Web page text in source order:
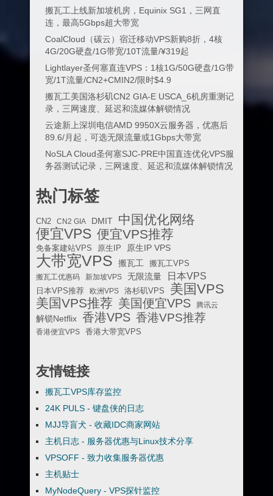
搬瓦工上线新加坡机房，Equinix SG1，三网直
连，最高5Gbps超大带宽
CoalCloud（碳云）宿迁移动VPS新购8折，4核
4G/20G硬盘/1G带宽/10T流量/¥319起
Lightlayer圣何塞直连VPS：1核1G/50G硬盘/1G带
宽/1T流量/CN2+CMIN2/限时$4.9
搬瓦工美国洛杉矶CN2 GIA-E USCA_6机房重测记
录，三网速度、延迟和流媒体解锁情况
云途新上深圳电信AMD 9950X云服务器，优惠后
89.6/月起，可选无限流量或1Gbps大带宽
NoSLA Cloud圣何塞SJC-PRE中国直连优化VPS服
务器测试记录，三网速度、延迟和流媒体解锁情况
热门标签
CN2 CN2 GIA DMIT 中国优化网络
便宜VPS 便宜VPS推荐
免备案建站VPS 原生IP 原生IP VPS
大带宽VPS 搬瓦工
搬瓦工VPS
搬瓦工优惠码
新加坡VPS 无限流量 日本VPS
日本VPS推荐 欧洲VPS 洛杉矶VPS 美国VPS
美国VPS推荐 美国便宜VPS 腾讯云
解锁Netflix 香港VPS 香港VPS推荐
香港便宜VPS 香港大带宽VPS
友情链接
搬瓦工VPS库存监控
24K PULS - 键盘侠的日志
MJJ导盲犬 - 收藏IDC商家网站
主机日志 - 服务器优惠与Linux技术分享
VPSOFF - 致力收集服务器优惠
主机贴士
MyNodeQuery - VPS探针监控